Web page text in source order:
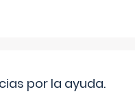
por la ayuda.